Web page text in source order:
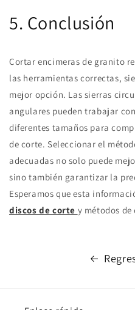
5. Conclusión
Cortar encimeras de granito
las herramientas correctas,
mejor opción. Las sierras
angulares pueden trabajar
diferentes tamaños para
de corte. Seleccionar el
adecuadas no solo puede
sino también garantizar la
Esperamos que esta
discos de corte y métodos